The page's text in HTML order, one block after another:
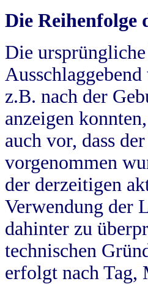
Die Reihenfolge
Die
z.B. nach der
anzeigen
auch vor, dass
vorgenommen
der derzeitigen
Verwendung der
dahinter zu
technischen
erfolgt nach Tag,